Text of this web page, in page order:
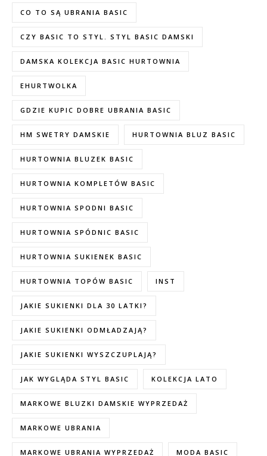
CO TO SĄ UBRANIA BASIC
CZY BASIC TO STYL. STYL BASIC DAMSKI
DAMSKA KOLEKCJA BASIC HURTOWNIA
EHURTWOLKA
GDZIE KUPIC DOBRE UBRANIA BASIC
HM SWETRY DAMSKIE HURTOWNIA BLUZ BASIC
HURTOWNIA BLUZEK BASIC
HURTOWNIA KOMPLETÓW BASIC
HURTOWNIA SPODNI BASIC
HURTOWNIA SPÓDNIC BASIC
HURTOWNIA SUKIENEK BASIC
HURTOWNIA TOPÓW BASIC INST
JAKIE SUKIENKI DLA 30 LATKI?
JAKIE SUKIENKI ODMŁADZAJĄ?
JAKIE SUKIENKI WYSZCZUPLAJĄ?
JAK WYGLĄDA STYL BASIC KOLEKCJA LATO
MARKOWE BLUZKI DAMSKIE WYPRZEDAŻ
MARKOWE UBRANIA
MARKOWE UBRANIA WYPRZEDAŻ MODA BASIC